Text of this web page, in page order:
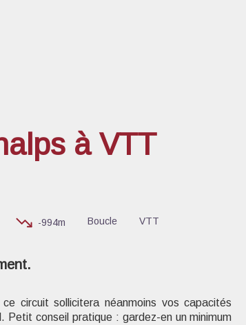
à VTT
-994m Boucle VTT
circuit sollicitera néanmoins vos capacités
Petit conseil pratique : gardez-en un minimum